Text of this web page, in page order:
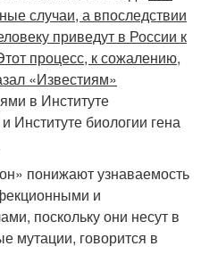
случаи, а впоследствии
приведут в России к
процесс, к сожалению,
«Известиям»
в Институте
Институте биологии гена
понижают узнаваемость
и
поскольку они несут в
мутации, говорится в